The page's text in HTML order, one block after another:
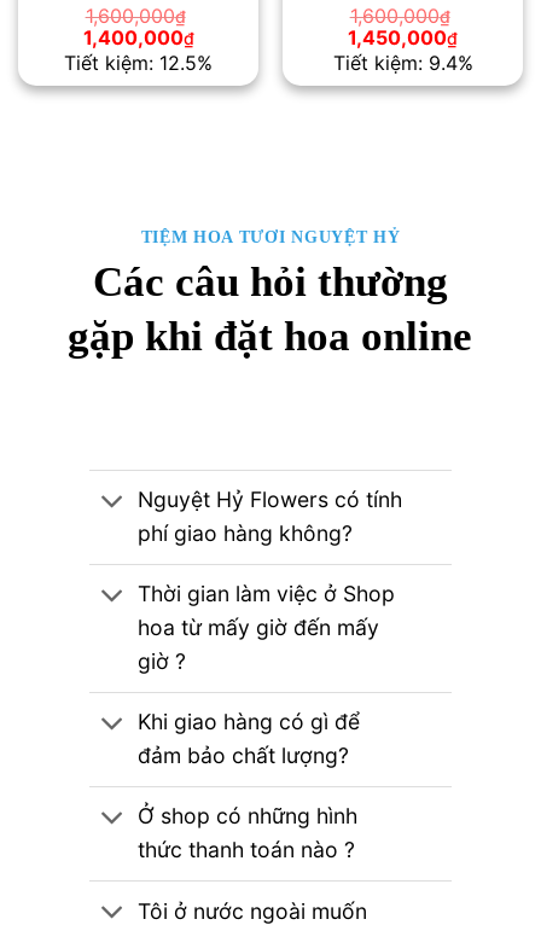
1,600,000₫
Giá
gốc
là:
1,600,000₫.
1,400,000₫Giá
hiện
tại
là:
Tiết kiệm: 12.5%
1,600,000₫
Giá
gốc
là:
1,600,000₫.
1,450,000₫Giá
hiện
tại
là:
Tiết kiệm: 9.4%
TIỆM HOA TƯƠI NGUYỆT HỶ
Các câu hỏi thường
gặp khi đặt hoa online
Nguyệt Hỷ Flowers có tính
phí giao hàng không?
Thời gian làm việc ở Shop
hoa từ mấy giờ đến mấy
giờ ?
Khi giao hàng có gì để
đảm bảo chất lượng?
Ở shop có những hình
thức thanh toán nào ?
Tôi ở nước ngoài muốn